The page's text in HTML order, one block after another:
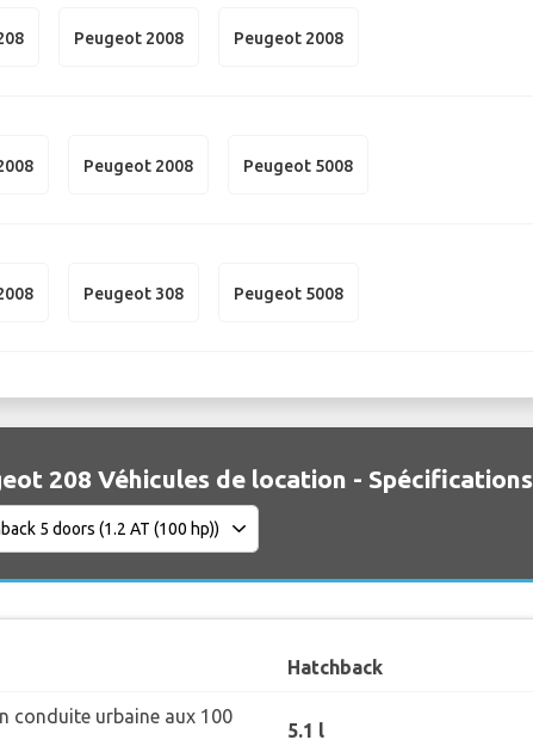
Peugeot 2008 Peugeot 2008
Peugeot 2008 Peugeot 5008
Peugeot 308 Peugeot 5008
208 Véhicules de location - Spécifications
Hatchback
conduite urbaine aux 100
5.1 l